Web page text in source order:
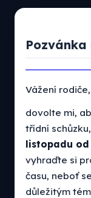
Vážení rodiče,
dovolte mi,
třídní
listopadu od
vyhraďte si
času, neboť
důležitým